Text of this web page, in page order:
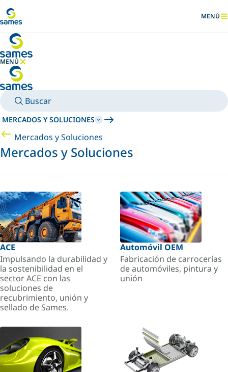
MENÚ
MENÚ
OCULTAR MENÚ
Buscar
MERCADOS Y SOLUCIONES
Mercados y Soluciones
Mercados y Soluciones
ACE
Impulsando la durabilidad y
la sostenibilidad en el
sector ACE con las
soluciones de
recubrimiento, unión y
sellado de Sames.
Automóvil OEM
Fabricación de carrocerías
de automóviles, pintura y
unión